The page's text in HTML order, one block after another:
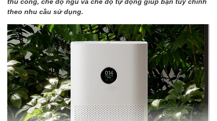
theo nhu cầu sử dụng.